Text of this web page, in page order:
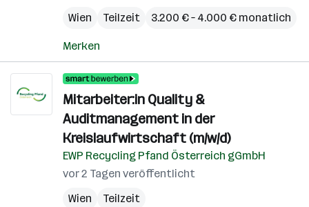
Wien
Teilzeit 3.200 € – 4.000 € monatlich
Merken
Mitarbeiter:in Quality &
Auditmanagement in der
Kreislaufwirtschaft (m/w/d)
EWP Recycling Pfand Österreich gGmbH
vor 2 Tagen veröffentlicht
Wien
Teilzeit